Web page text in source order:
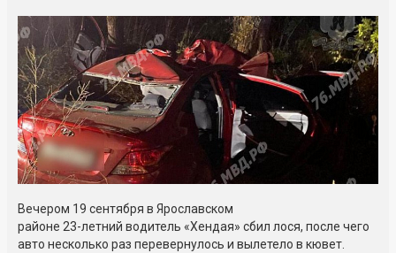
Вечером 19 сентября в Ярославском
районе 23-летний водитель «Хендая» сбил лося, после чего
авто несколько раз перевернулось и вылетело в кювет.